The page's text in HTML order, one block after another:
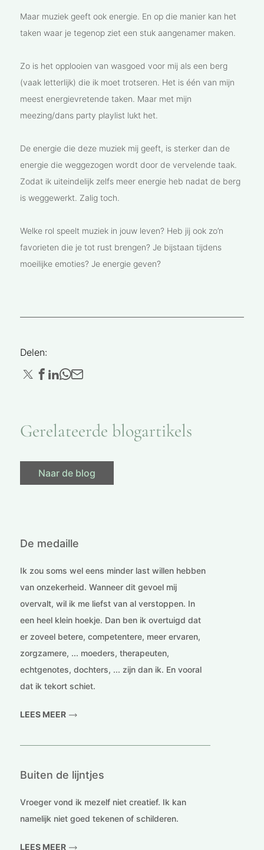
Maar muziek geeft ook energie. En op die manier kan het
taken waar je tegenop ziet een stuk aangenamer maken.
Zo is het opplooien van wasgoed voor mij als een berg
(vaak letterlijk) die ik moet trotseren. Het is één van mijn
meest energievretende taken. Maar met mijn
meezing/dans party playlist lukt het.
De energie die deze muziek mij geeft, is sterker dan de
energie die weggezogen wordt door de vervelende taak.
Zodat ik uiteindelijk zelfs meer energie heb nadat de berg
is weggewerkt. Zalig toch.
Welke rol speelt muziek in jouw leven? Heb jij ook zo’n
favorieten die je tot rust brengen? Je bijstaan tijdens
moeilijke emoties? Je energie geven?
Delen:
Gerelateerde blogartikels
Naar de blog
De medaille
Ik zou soms wel eens minder last willen hebben
van onzekerheid. Wanneer dit gevoel mij
overvalt, wil ik me liefst van al verstoppen. In
een heel klein hoekje. Dan ben ik overtuigd dat
er zoveel betere, competentere, meer ervaren,
zorgzamere, ... moeders, therapeuten,
echtgenotes, dochters, ... zijn dan ik. En vooral
dat ik tekort schiet.
LEES MEER
Buiten de lijntjes
Vroeger vond ik mezelf niet creatief. Ik kan
namelijk niet goed tekenen of schilderen.
LEES MEER